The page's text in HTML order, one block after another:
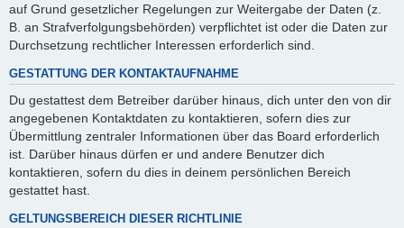
auf Grund gesetzlicher Regelungen zur Weitergabe der Daten (z.
B. an Strafverfolgungsbehörden) verpflichtet ist oder die Daten zur
Durchsetzung rechtlicher Interessen erforderlich sind.
GESTATTUNG DER KONTAKTAUFNAHME
Du gestattest dem Betreiber darüber hinaus, dich unter den von dir
angegebenen Kontaktdaten zu kontaktieren, sofern dies zur
Übermittlung zentraler Informationen über das Board erforderlich
ist. Darüber hinaus dürfen er und andere Benutzer dich
kontaktieren, sofern du dies in deinem persönlichen Bereich
gestattet hast.
GELTUNGSBEREICH DIESER RICHTLINIE